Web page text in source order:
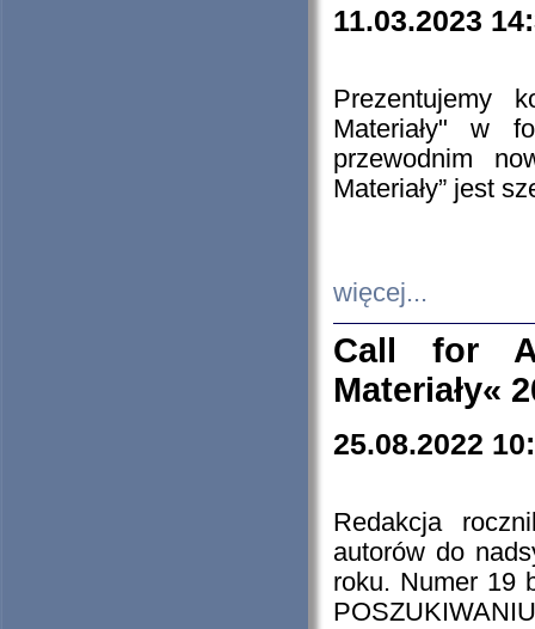
11.03.2023
Prezentujemy
Materiały" w
przewodnim
Materiały” jest
więcej...
Call for
Materiały«
25.08.2022
Redakcja
autorów do
roku. Numer 19